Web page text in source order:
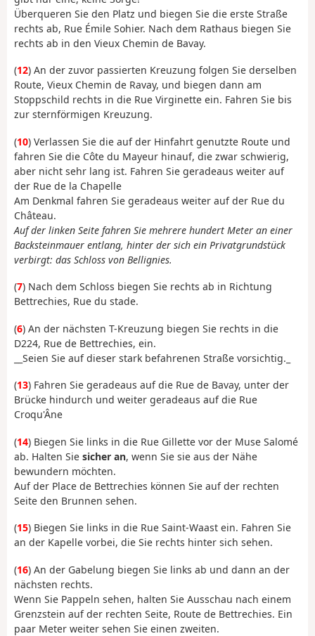
Überqueren Sie den Platz und biegen Sie die erste Straße
rechts ab, Rue Émile Sohier. Nach dem Rathaus biegen Sie
rechts ab in den Vieux Chemin de Bavay.
(12) An der zuvor passierten Kreuzung folgen Sie derselben
Route, Vieux Chemin de Ravay, und biegen dann am
Stoppschild rechts in die Rue Virginette ein. Fahren Sie bis
zur sternförmigen Kreuzung.
(10) Verlassen Sie die auf der Hinfahrt genutzte Route und
fahren Sie die Côte du Mayeur hinauf, die zwar schwierig,
aber nicht sehr lang ist. Fahren Sie geradeaus weiter auf
der Rue de la Chapelle
Am Denkmal fahren Sie geradeaus weiter auf der Rue du
Château.
Auf der linken Seite fahren Sie mehrere hundert Meter an einer
Backsteinmauer entlang, hinter der sich ein Privatgrundstück
verbirgt: das Schloss von Bellignies.
(7) Nach dem Schloss biegen Sie rechts ab in Richtung
Bettrechies, Rue du stade.
(6) An der nächsten T-Kreuzung biegen Sie rechts in die
D224, Rue de Bettrechies, ein.
__Seien Sie auf dieser stark befahrenen Straße vorsichtig._
(13) Fahren Sie geradeaus auf die Rue de Bavay, unter der
Brücke hindurch und weiter geradeaus auf die Rue
Croqu'Âne
(14) Biegen Sie links in die Rue Gillette vor der Muse Salomé
ab. Halten Sie sicher an, wenn Sie sie aus der Nähe
bewundern möchten.
Auf der Place de Bettrechies können Sie auf der rechten
Seite den Brunnen sehen.
(15) Biegen Sie links in die Rue Saint-Waast ein. Fahren Sie
an der Kapelle vorbei, die Sie rechts hinter sich sehen.
(16) An der Gabelung biegen Sie links ab und dann an der
nächsten rechts.
Wenn Sie Pappeln sehen, halten Sie Ausschau nach einem
Grenzstein auf der rechten Seite, Route de Bettrechies. Ein
paar Meter weiter sehen Sie einen zweiten.